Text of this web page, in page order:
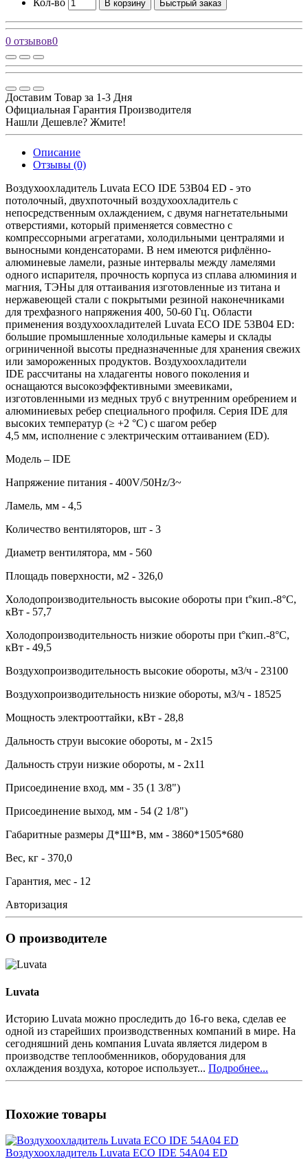
В корзину Быстрый заказ
0 отзывов0
Доставим Товар за 1-3 Дня
Официальная Гарантия Производителя
Нашли Дешевле? Жмите!
Описание
Отзывы (0)
Воздухоохладитель Luvata ECO IDE 53B04 ED - это
потолочный, двухпоточный воздухоохладитель с
непосредственным охлаждением, с двумя нагнетательными
отверстиями, который применяется совместно с
компрессорными агрегатами, холодильными централями и
выносными конденсаторами. В нем имеются рифлённо-
алюминевые ламели, разные интервалы между ламелями
одного испарителя, прочность корпуса из сплава алюминия и
магния, ТЭНы для оттаивания изготовленные из титана и
нержавеющей стали с покрытыми резиной наконечниками
для трехфазного напряжения 400, 50-60 Гц. Области
применения воздухоохладителей Luvata ECO IDE 53B04 ED:
большие промышленные холодильные камеры и склады
огриниченной высоты предназначенные для хранения свежих
или замороженных продуктов. Воздухоохладители
IDE рассчитаны на хладагенты нового поколения и
оснащаются высокоэффективными змеевиками,
изготовленными из медных труб с внутренним оребрением и
алюминиевых ребер специального профиля. Серия IDE для
высоких температур (≥ +2 °C) с шагом ребер
4,5 мм, исполнение с электрическим оттаиванием (ED).
Модель – IDE
Напряжение питания - 400V/50Hz/3~
Ламель, мм - 4,5
Количество вентиляторов, шт - 3
Диаметр вентилятора, мм - 560
Площадь поверхности, м2 - 326,0
Холодопроизводительность высокие обороты при t°кип.-8°С,
кВт - 57,7
Холодопроизводительность низкие обороты при t°кип.-8°С,
кВт - 49,5
Воздухопроизводительность высокие обороты, м3/ч - 23100
Воздухопроизводительность низкие обороты, м3/ч - 18525
Мощность электрооттайки, кВт - 28,8
Дальность струи высокие обороты, м - 2x15
Дальность струи низкие обороты, м - 2x11
Присоединение вход, мм - 35 (1 3/8")
Присоединение выход, мм - 54 (2 1/8")
Габаритные размеры Д*Ш*В, мм - 3860*1505*680
Вес, кг - 370,0
Гарантия, мес - 12
Авторизация
О производителе
Luvata
Историю Luvata можно проследить до 16-го века, сделав ее
одной из старейших производственных компаний в мире. На
сегодняшний день компания Luvata является лидером в
производстве теплообменников, оборудования для
охлаждения воздуха, которое использует... Подробнее...
Похожие товары
Воздухоохладитель Luvata ECO IDE 54A04 ED